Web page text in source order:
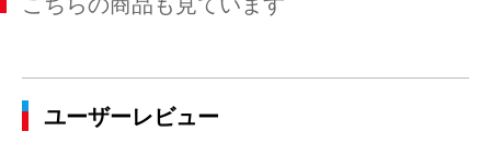
ユーザーレビュー